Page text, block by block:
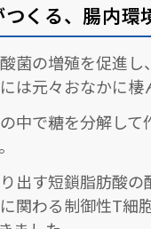
くる、腸内環
菌の増殖を促進
は元々おなかに棲
中で糖を分解し
出す短鎖脂肪酸
関わる制御性T細